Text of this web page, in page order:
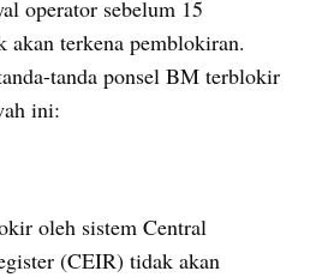
operator sebelum 15
akan terkena pemblokiran.
tanda ponsel BM terblokir
ini:
oleh sistem Central
(CEIR) tidak akan